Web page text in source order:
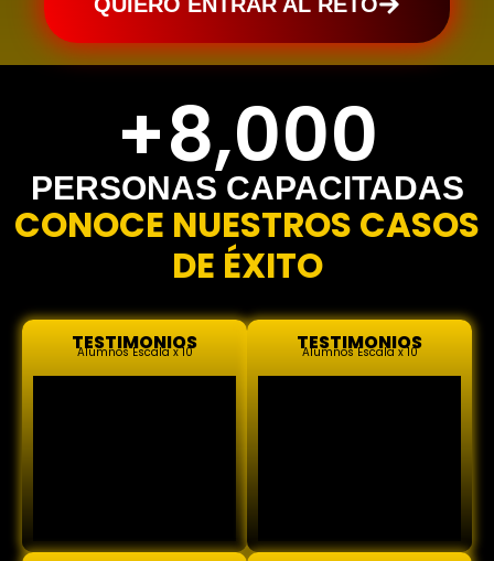
PERSONAS CAPACITADAS
+8,000
CONOCE NUESTROS CASOS
DE ÉXITO
TESTIMONIOS
Alumnos Escala x 10 TESTIMONIOS
Alumnos Escala x 10